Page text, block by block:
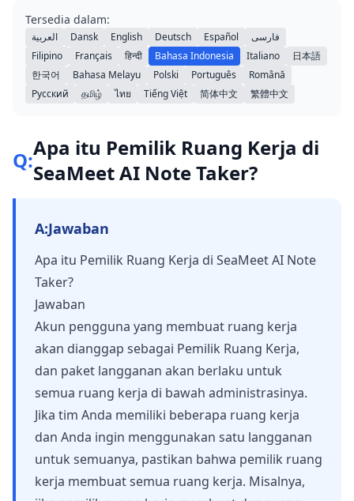
Tersedia dalam:
العربية Dansk English Deutsch Español
فارسی
Filipino
Français हिन्दी Bahasa Indonesia Italiano
日本語
한국어
Bahasa Melayu Polski Português
Română
Русский
தமிழ் ไทย Tiếng Việt 简体中文 繁體中文
Q:Apa itu Pemilik Ruang Kerja di
SeaMeet AI Note Taker?
A:Jawaban
Apa itu Pemilik Ruang Kerja di SeaMeet AI Note
Taker?
Jawaban
Akun pengguna yang membuat ruang kerja
akan dianggap sebagai Pemilik Ruang Kerja,
dan paket langganan akan berlaku untuk
semua ruang kerja di bawah administrasinya.
Jika tim Anda memiliki beberapa ruang kerja
dan Anda ingin menggunakan satu langganan
untuk semuanya, pastikan bahwa pemilik ruang
kerja membuat semua ruang kerja. Misalnya,